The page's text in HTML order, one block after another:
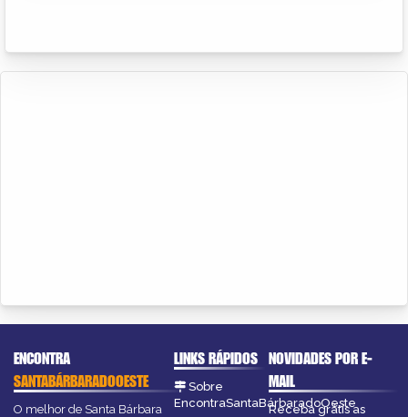
ENCONTRA
SANTABÁRBARADOOESTE
O melhor de Santa Bárbara
LINKS RÁPIDOS
Sobre
EncontraSantaBárbaradoOeste
NOVIDADES POR E-
MAIL
Receba grátis as